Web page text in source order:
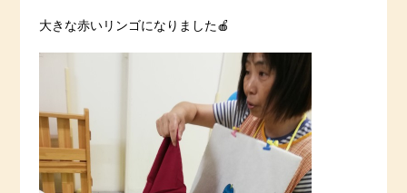
大きな赤いリンゴになりました🍎